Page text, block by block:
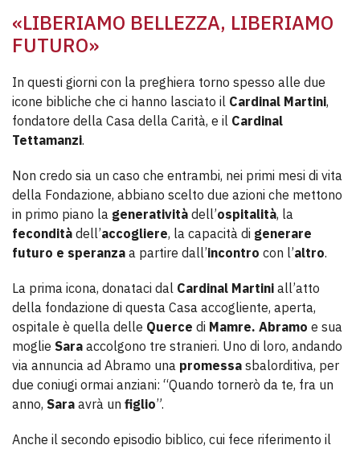
«LIBERIAMO BELLEZZA, LIBERIAMO
FUTURO»
In questi giorni con la preghiera torno spesso alle due
icone bibliche che ci hanno lasciato il Cardinal Martini,
fondatore della Casa della Carità, e il Cardinal
Tettamanzi.
Non credo sia un caso che entrambi, nei primi mesi di vita
della Fondazione, abbiano scelto due azioni che mettono
in primo piano la generatività dell’ospitalità, la
fecondità dell’accogliere, la capacità di generare
futuro e speranza a partire dall’incontro con l’altro.
La prima icona, donataci dal Cardinal Martini all’atto
della fondazione di questa Casa accogliente, aperta,
ospitale è quella delle Querce di Mamre. Abramo e sua
moglie Sara accolgono tre stranieri. Uno di loro, andando
via annuncia ad Abramo una promessa sbalorditiva, per
due coniugi ormai anziani: “Quando tornerò da te, fra un
anno, Sara avrà un figlio”.
Anche il secondo episodio biblico, cui fece riferimento il